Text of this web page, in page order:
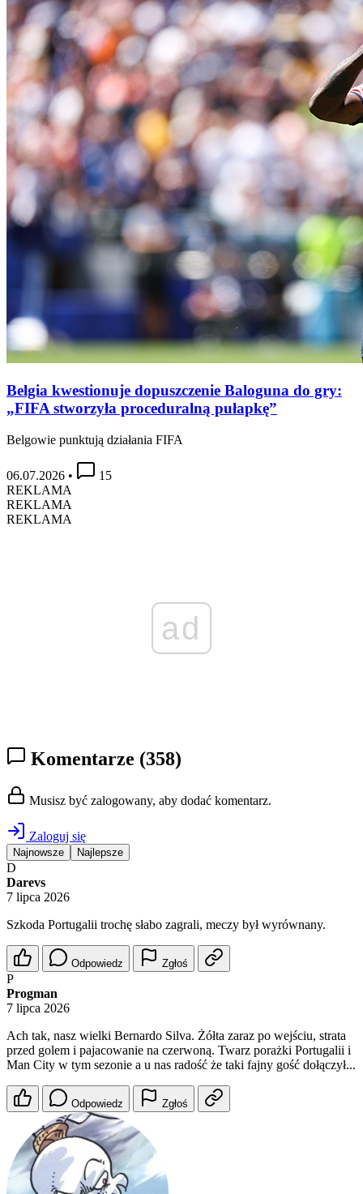
Belgia kwestionuje dopuszczenie Baloguna do gry:
„FIFA stworzyła proceduralną pułapkę”
Belgowie punktują działania FIFA
06.07.2026 •
15
REKLAMA
REKLAMA
REKLAMA
ad
Komentarze (358)
Musisz być zalogowany, aby dodać komentarz.
Zaloguj się
Najnowsze Najlepsze
D
Darevs
7 lipca 2026
Szkoda Portugalii trochę słabo zagrali, meczy był wyrównany.
Odpowiedz Zgłoś
P
Progman
7 lipca 2026
Ach tak, nasz wielki Bernardo Silva. Żółta zaraz po wejściu, strata
przed golem i pajacowanie na czerwoną. Twarz porażki Portugalii i
Man City w tym sezonie a u nas radość że taki fajny gość dołączył...
Odpowiedz Zgłoś